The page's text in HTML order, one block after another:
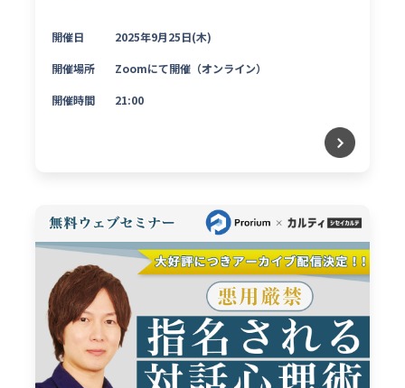
開催日 2025年9月25日(木)
開催場所 Zoomにて開催（オンライン）
開催時間 21:00